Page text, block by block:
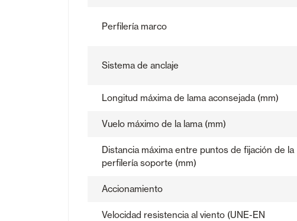
Perfilería marco
Sistema de anclaje
Longitud máxima de lama aconsejada (mm)
Vuelo máximo de la lama (mm)
Distancia máxima entre puntos de fijación de la
perfilería soporte (mm)
Accionamiento
Velocidad resistencia al viento (UNE-EN